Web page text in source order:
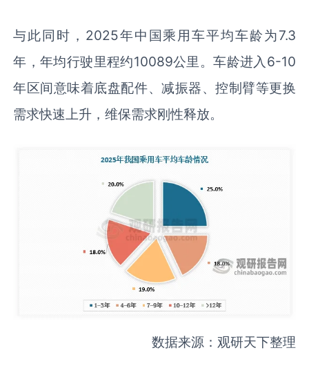
与此同时，2025年中国乘用车平均车龄为7.3
年，年均行驶里程约10089公里。车龄进入6-10
年区间意味着底盘配件、减振器、控制臂等更换
需求快速上升，维保需求刚性释放。
数据来源：观研天下整理